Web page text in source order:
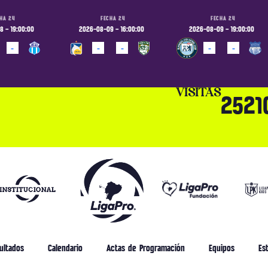
24
- 19:00:00
-
FECHA 24
2026-08-09 - 16:00:00
-
-
FECHA 24
2026-08-09 - 19:00:00
-
-
VISITAS
Calendario Actas de Programación Equipos